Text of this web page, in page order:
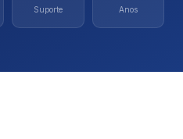
Suporte Anos